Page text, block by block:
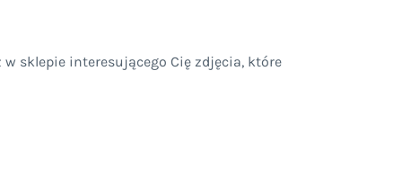
sklepie interesującego Cię zdjęcia, które